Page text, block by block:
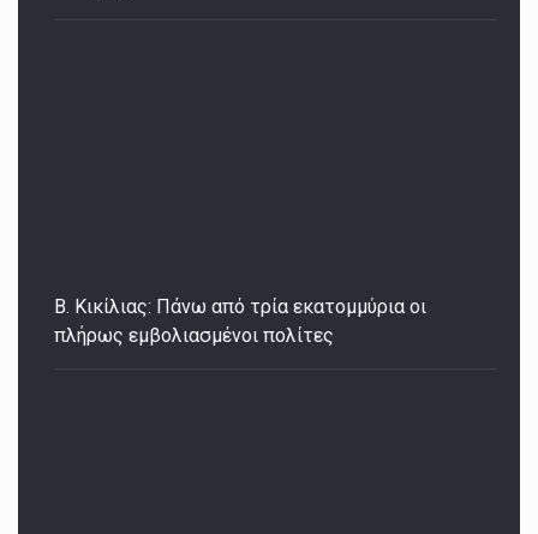
Β. Κικίλιας: Πάνω από τρία εκατομμύρια οι
πλήρως εμβολιασμένοι πολίτες